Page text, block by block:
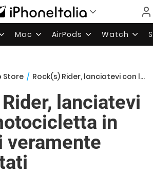
Mac AirPods Watch
Store / Rock(s) Rider, lanciatevi con la motocicletta in percorsi veramente accidentati
lanciatevi
in
veramente